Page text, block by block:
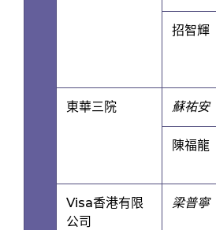
招智輝
東華三院 蘇祐安
陳福龍
Visa香港有限
公司
梁普寧